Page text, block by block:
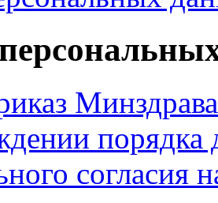
порядка
согласия